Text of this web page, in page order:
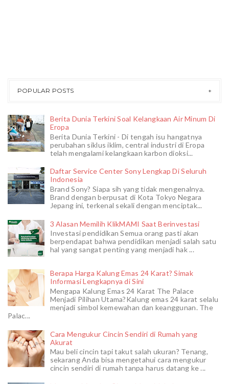
POPULAR POSTS
Berita Dunia Terkini Soal Kelangkaan Air Minum Di
Eropa
Berita Dunia Terkini - Di tengah isu hangatnya
perubahan siklus iklim, central industri di Eropa
telah mengalami kelangkaan karbon dioksi...
Daftar Service Center Sony Lengkap Di Seluruh
Indonesia
Brand Sony? Siapa sih yang tidak mengenalnya.
Brand dengan berpusat di Kota Tokyo Negara
Jepang ini, terkenal sekali dengan menciptak...
3 Alasan Memilih KlikMAMI Saat Berinvestasi
Investasi pendidikan Semua orang pasti akan
berpendapat bahwa pendidikan menjadi salah satu
hal yang sangat penting yang menjadi hak ...
Berapa Harga Kalung Emas 24 Karat? Simak
Informasi Lengkapnya di Sini
Mengapa Kalung Emas 24 Karat The Palace
Menjadi Pilihan Utama?Kalung emas 24 karat selalu
menjadi simbol kemewahan dan keanggunan. The
Palac...
Cara Mengukur Cincin Sendiri di Rumah yang
Akurat
Mau beli cincin tapi takut salah ukuran? Tenang,
sekarang Anda bisa mengetahui cara mengukur
cincin sendiri di rumah tanpa harus datang ke ...